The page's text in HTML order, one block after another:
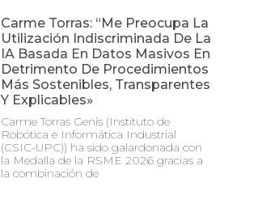
Carme Torras: “Me Preocupa La
Utilización Indiscriminada De La
IA Basada En Datos Masivos En
Detrimento De Procedimientos
Más Sostenibles, Transparentes
Y Explicables»
Carme Torras Genís (Instituto de
Robótica e Informática Industrial
(CSIC-UPC)) ha sido galardonada con
la Medalla de la RSME 2026 gracias a
la combinación de